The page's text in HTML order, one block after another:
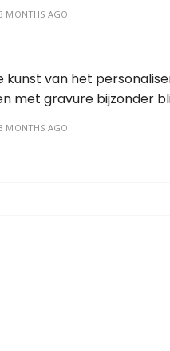
MONTHS AGO
kunst van het
met gravure bijzonder
MONTHS AGO